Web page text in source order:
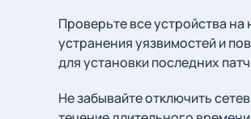
Проверьте все устройства
устранения уязвимостей и
для установки последних
Не забывайте отключить